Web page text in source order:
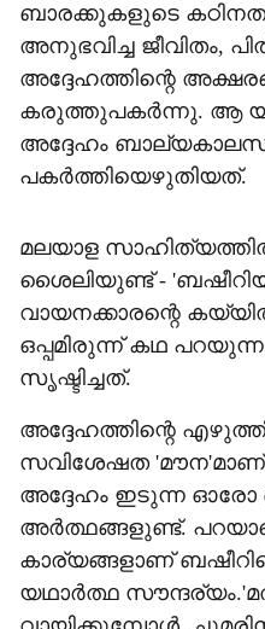
ബാരക്കുകളുടെ
അനുഭവിച്ച ജീവിതം,
അദ്ദേഹത്തിന്റെ
കരുത്തുപകർന്നു. ആ
അദ്ദേഹം
പകർത്തിയെഴുതിയത്.
മലയാള
ശൈലിയുണ്ട് -
വായനക്കാരന്റെ
ഒപ്പമിരുന്ന് കഥ
സൃഷ്ടിച്ചത്.
അദ്ദേഹത്തിന്റെ
സവിശേഷത
അദ്ദേഹം ഇടുന്ന ഓരോ
അർത്ഥങ്ങളുണ്ട്.
കാര്യങ്ങളാണ്
യഥാർത്ഥ